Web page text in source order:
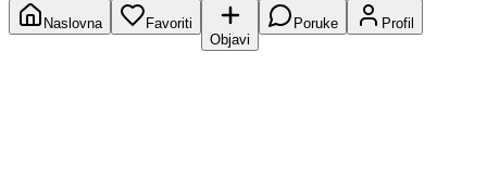
Naslovna
Favoriti
Objavi
Poruke Profil